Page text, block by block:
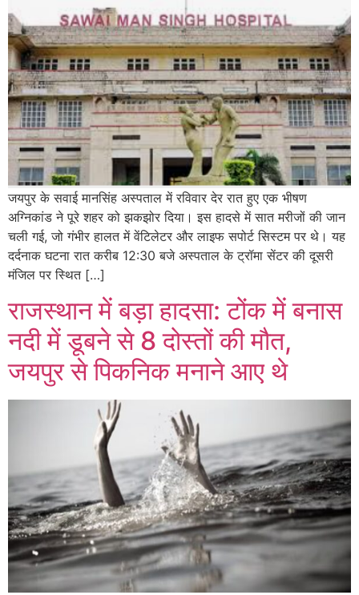
जयपुर के सवाई मानसिंह अस्पताल में रविवार देर रात हुए एक भीषण
अग्निकांड ने पूरे शहर को झकझोर दिया। इस हादसे में सात मरीजों की जान
चली गई, जो गंभीर हालत में वेंटिलेटर और लाइफ सपोर्ट सिस्टम पर थे। यह
दर्दनाक घटना रात करीब 12:30 बजे अस्पताल के ट्रॉमा सेंटर की दूसरी
मंजिल पर स्थित […]
राजस्थान में बड़ा हादसा: टोंक में बनास
नदी में डूबने से 8 दोस्तों की मौत,
जयपुर से पिकनिक मनाने आए थे